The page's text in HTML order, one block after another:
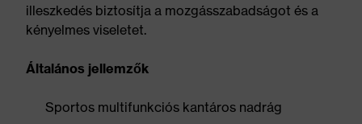
illeszkedés biztosítja a mozgásszabadságot és a
kényelmes viseletet.
Általános jellemzők
Sportos multifunkciós kantáros nadrág